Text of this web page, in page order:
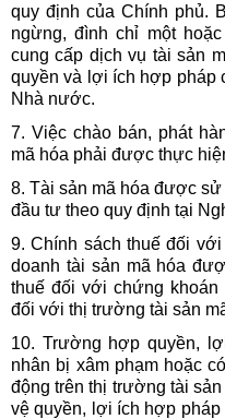
quy định của Chính phủ.
ngừng, đình chỉ một
cung cấp dịch vụ tài sản
quyền và lợi ích hợp pháp
Nhà nước.
7. Việc chào bán, phát
mã hóa phải được thực
8. Tài sản mã hóa được
đầu tư theo quy định tại
9. Chính sách thuế đối
doanh tài sản mã hóa
thuế đối với chứng
đối với thị trường tài sản
10. Trường hợp quyền,
nhân bị xâm phạm hoặc
động trên thị trường tài
vệ quyền, lợi ích hợp